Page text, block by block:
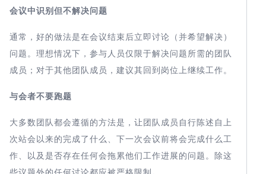
会议中识别但不解决问题
通常，好的做法是在会议结束后立即讨论（并希望解决）
问题。理想情况下，参与人员仅限于解决问题所需的团队
成员；对于其他团队成员，建议其回到岗位上继续工作。
与会者不要跑题
大多数团队都会遵循的方法是，让团队成员自行陈述自上
次站会以来的完成了什么、下一次会议前将会完成什么工
作、以及是否存在任何会拖累他们工作进展的问题。除这
些议题外的任何讨论都应被严格限制。